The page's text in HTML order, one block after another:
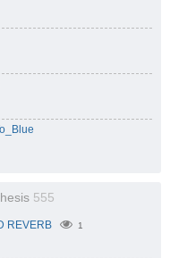
555
REVERB 1